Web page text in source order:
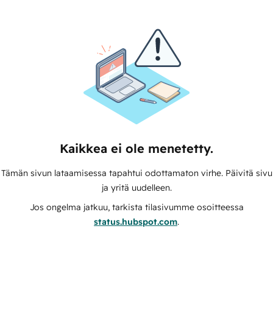
Kaikkea ei ole menetetty.
Tämän sivun lataamisessa tapahtui odottamaton virhe. Päivitä sivu
ja yritä uudelleen.
Jos ongelma jatkuu, tarkista tilasivumme osoitteessa
status.hubspot.com.